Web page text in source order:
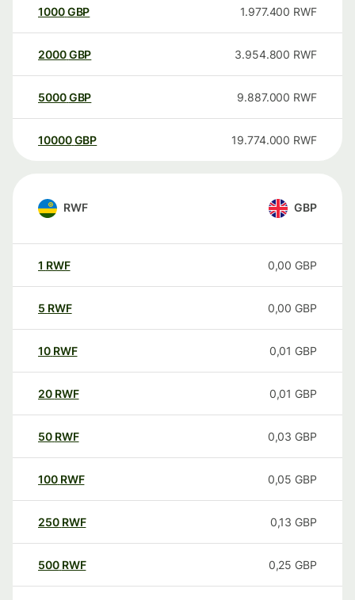
1000GBP 1.977.400 RWF
2000GBP 3.954.800 RWF
5000GBP 9.887.000 RWF
10000 GBP 19.774.000 RWF
RWF GBP
1 RWF 0,00 GBP
5 RWF 0,00 GBP
10 RWF 0,01 GBP
20 RWF 0,01 GBP
50 RWF 0,03 GBP
100 RWF 0,05 GBP
250 RWF 0,13 GBP
500 RWF 0,25 GBP